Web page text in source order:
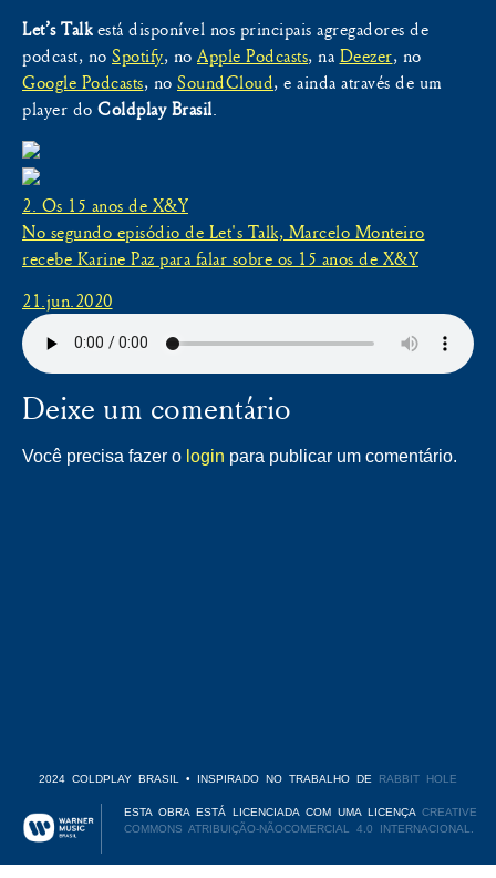
Let’s Talkestá disponível nos principais agregadores de
podcast, no Spotify, no Apple Podcasts, na Deezer, no
Google Podcasts, no SoundCloud, e ainda através de um
player do Coldplay Brasil.
2. Os 15 anos de X&Y
No segundo episódio de Let's Talk, Marcelo Monteiro
recebe Karine Paz para falar sobre os 15 anos de X&Y
21.jun.2020
Deixe um comentário
Você precisa fazer o login para publicar um comentário.
2024 COLDPLAY BRASIL • INSPIRADO NO TRABALHO DE RABBIT HOLE
ESTA OBRA ESTÁ LICENCIADA COM UMA LICENÇACREATIVE
COMMONS ATRIBUIÇÃO-NÃOCOMERCIAL 4.0 INTERNACIONAL.